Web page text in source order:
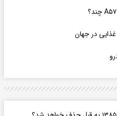
در جهان